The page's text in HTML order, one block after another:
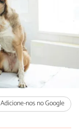
Adicione-nos no Google